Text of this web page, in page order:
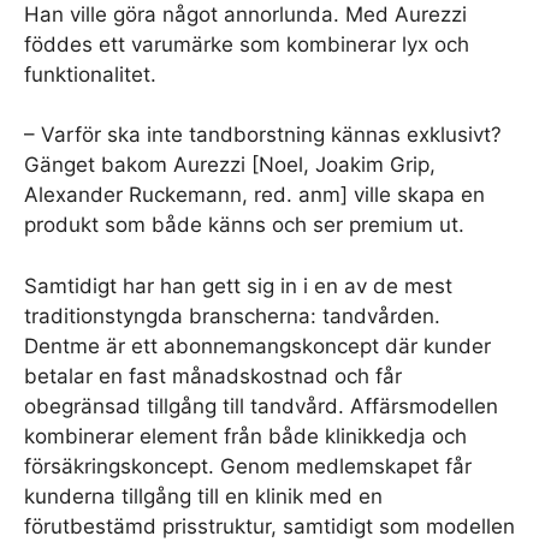
Han ville göra något annorlunda. Med Aurezzi
föddes ett varumärke som kombinerar lyx och
funktionalitet.
– Varför ska inte tandborstning kännas exklusivt?
Gänget bakom Aurezzi [Noel, Joakim Grip,
Alexander Ruckemann, red. anm] ville skapa en
produkt som både känns och ser premium ut.
Samtidigt har han gett sig in i en av de mest
traditionstyngda branscherna: tandvården.
Dentme är ett abonnemangskoncept där kunder
betalar en fast månadskostnad och får
obegränsad tillgång till tandvård. Affärsmodellen
kombinerar element från både klinikkedja och
försäkringskoncept. Genom medlemskapet får
kunderna tillgång till en klinik med en
förutbestämd prisstruktur, samtidigt som modellen